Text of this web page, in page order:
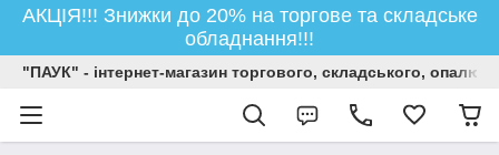
АКЦІЯ!!! Знижки до 20% на торгове та складське
обладнання!!!
"ПАУК" - інтернет-магазин торгового, складського,